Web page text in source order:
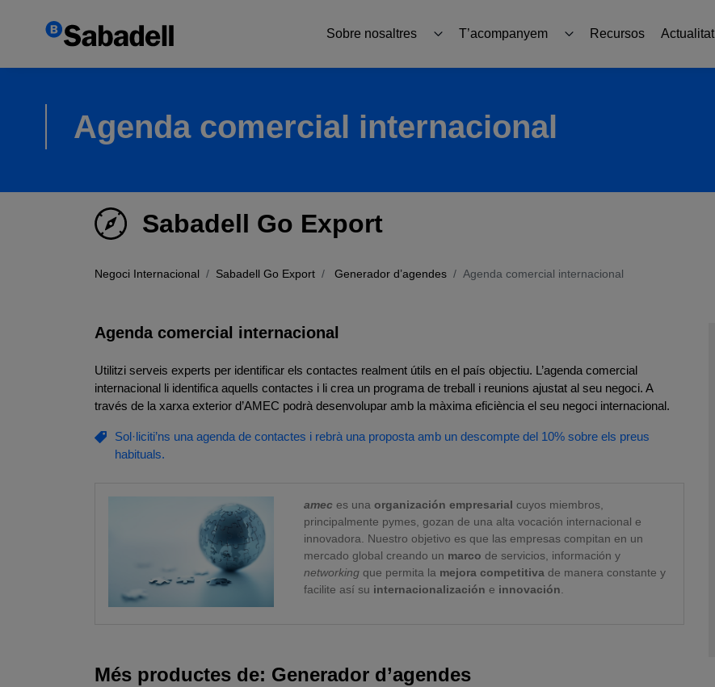
Sobre nosaltres T’acompanyem
Formació i assessorament
Recursos Actualitat
Agenda comercial internacional
Sabadell Go Export
Negoci Internacional Sabadell Go Export Generador d’agendes Agenda comercial internacional
Agenda comercial internacional
Utilitzi serveis experts per identificar els contactes realment útils en el país objectiu. L’agenda comercial
internacional li identifica aquells contactes i li crea un programa de treball i reunions ajustat al seu negoci. A
través de la xarxa exterior d’AMEC podrà desenvolupar amb la màxima eficiència el seu negoci internacional.
Sol·liciti’ns una agenda de contactes i rebrà una proposta amb un descompte del 10% sobre els preus
habituals.
amec es una organización empresarial cuyos miembros,
principalmente pymes, gozan de una alta vocación internacional e
innovadora. Nuestro objetivo es que las empresas compitan en un
mercado global creando un marco de servicios, información y
networkingque permita la mejora competitiva de manera constante y
facilite así su internacionalización e innovación
Més productes de: Generador d’agendes